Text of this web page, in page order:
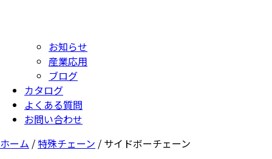
お知らせ
産業応用
ブログ
カタログ
よくある質問
お問い合わせ
ホーム / 特殊チェーン / サイドボーチェーン